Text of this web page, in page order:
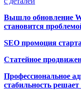
Вышло обновление
становится
SEO промоция
Статейное
Профессиональное
стабильность решает